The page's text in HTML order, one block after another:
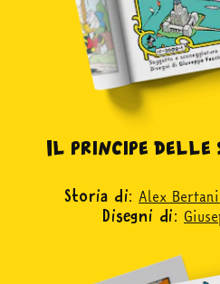
Il principe delle
Storia di: Alex Bertani
Disegni di: